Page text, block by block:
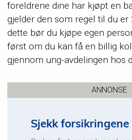
foreldrene dine har kjøpt en
gjelder den som regel til du
dette bør du kjøpe egen
først om du kan få en billig
gjennom ung-avdelingen hos
ANNONSE
Sjekk forsikringene